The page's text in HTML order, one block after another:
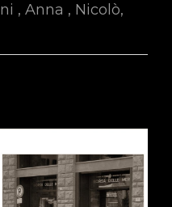
, Anna , Nicolò,